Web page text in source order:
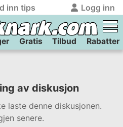
inn tips Logg inn
tilbake
Vipps-innlogging.
tilbake
Gratis Tilbud Rabatter
av diskusjon
laste denne diskusjonen.
senere.